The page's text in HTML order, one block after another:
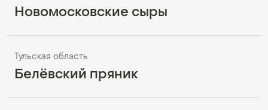
Новомосковские сыры
Тульская область
Белёвский пряник